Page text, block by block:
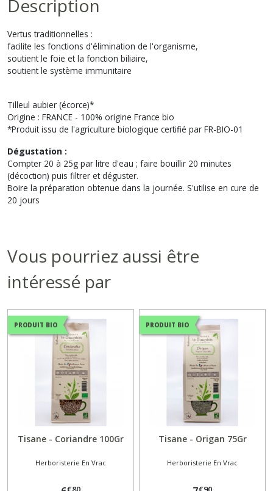
Description
Vertus traditionnelles :
facilite les fonctions d'élimination de l'organisme,
soutient le foie et la fonction biliaire,
soutient le système immunitaire
Tilleul aubier (écorce)*
Origine : FRANCE - 100% origine France bio
*Produit issu de l'agriculture biologique certifié par FR-BIO-01
Dégustation :
Compter 20 à 25g par litre d'eau ; faire bouillir 20 minutes
(décoction) puis filtrer et déguster.
Boire la préparation obtenue dans la journée. S'utilise en cure de
20 jours
Vous pourriez aussi être
intéressé par
PRODUIT BIO
Tisane - Coriandre 100Gr
Herboristerie En Vrac
PRODUIT BIO
Tisane - Origan 75Gr
Herboristerie En Vrac